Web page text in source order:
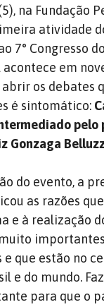
na Fundação
atividade
7° Congresso
em
os debates
é sintomático:
pelo
Gonzaga
do evento, a
as razões
e à realização
e que estão no
e do mundo.
para que o